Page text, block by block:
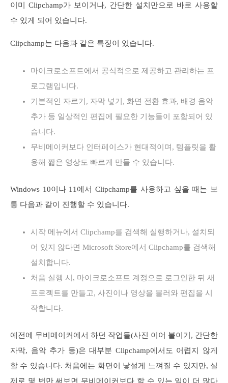
이미 Clipchamp가 보이거나, 간단한 설치만으로 바로 사용할
수 있게 되어 있습니다.
Clipchamp는 다음과 같은 특징이 있습니다.
마이크로소프트에서 공식적으로 제공하고 관리하는 프
로그램입니다.
기본적인 자르기, 자막 넣기, 화면 전환 효과, 배경 음악
추가 등 일상적인 편집에 필요한 기능들이 포함되어 있
습니다.
무비메이커보다 인터페이스가 현대적이며, 템플릿을 활
용해 짧은 영상도 빠르게 만들 수 있습니다.
Windows 10이나 11에서 Clipchamp를 사용하고 싶을 때는 보
통 다음과 같이 진행할 수 있습니다.
시작 메뉴에서 Clipchamp를 검색해 실행하거나, 설치되
어 있지 않다면 Microsoft Store에서 Clipchamp를 검색해
설치합니다.
처음 실행 시, 마이크로소프트 계정으로 로그인한 뒤 새
프로젝트를 만들고, 사진이나 영상을 불러와 편집을 시
작합니다.
예전에 무비메이커에서 하던 작업들(사진 이어 붙이기, 간단한
자막, 음악 추가 등)은 대부분 Clipchamp에서도 어렵지 않게
할 수 있습니다. 처음에는 화면이 낯설게 느껴질 수 있지만, 실
제로 몇 번만 써보면 무비메이커보다 할 수 있는 일이 더 많다